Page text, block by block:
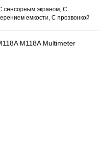
сенсорным экраном, С
емкости, С прозвонкой